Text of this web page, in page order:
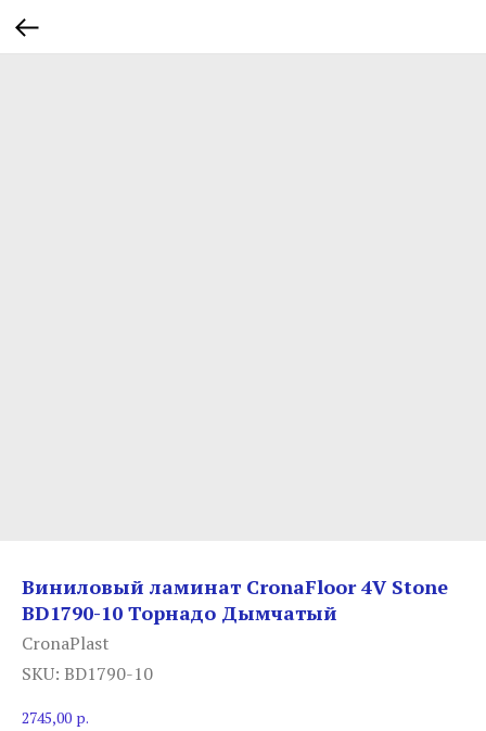
Виниловый ламинат CronaFloor 4V Stone
BD1790-10 Торнадо Дымчатый
CronaPlast
SKU: BD1790-10
2745,00 р.